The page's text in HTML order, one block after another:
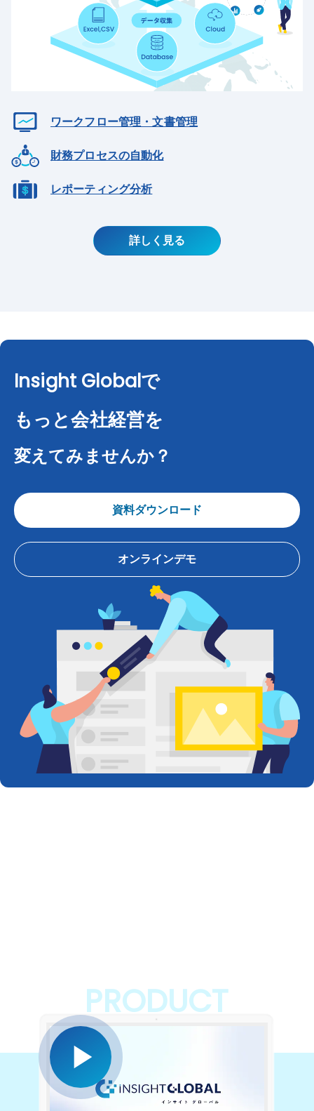
ワークフロー管理・文書管理
財務プロセスの自動化
レポーティング分析
詳しく見る
Insight Globalで
もっと会社経営を
変えてみませんか？
資料ダウンロード
オンラインデモ
PRODUCT